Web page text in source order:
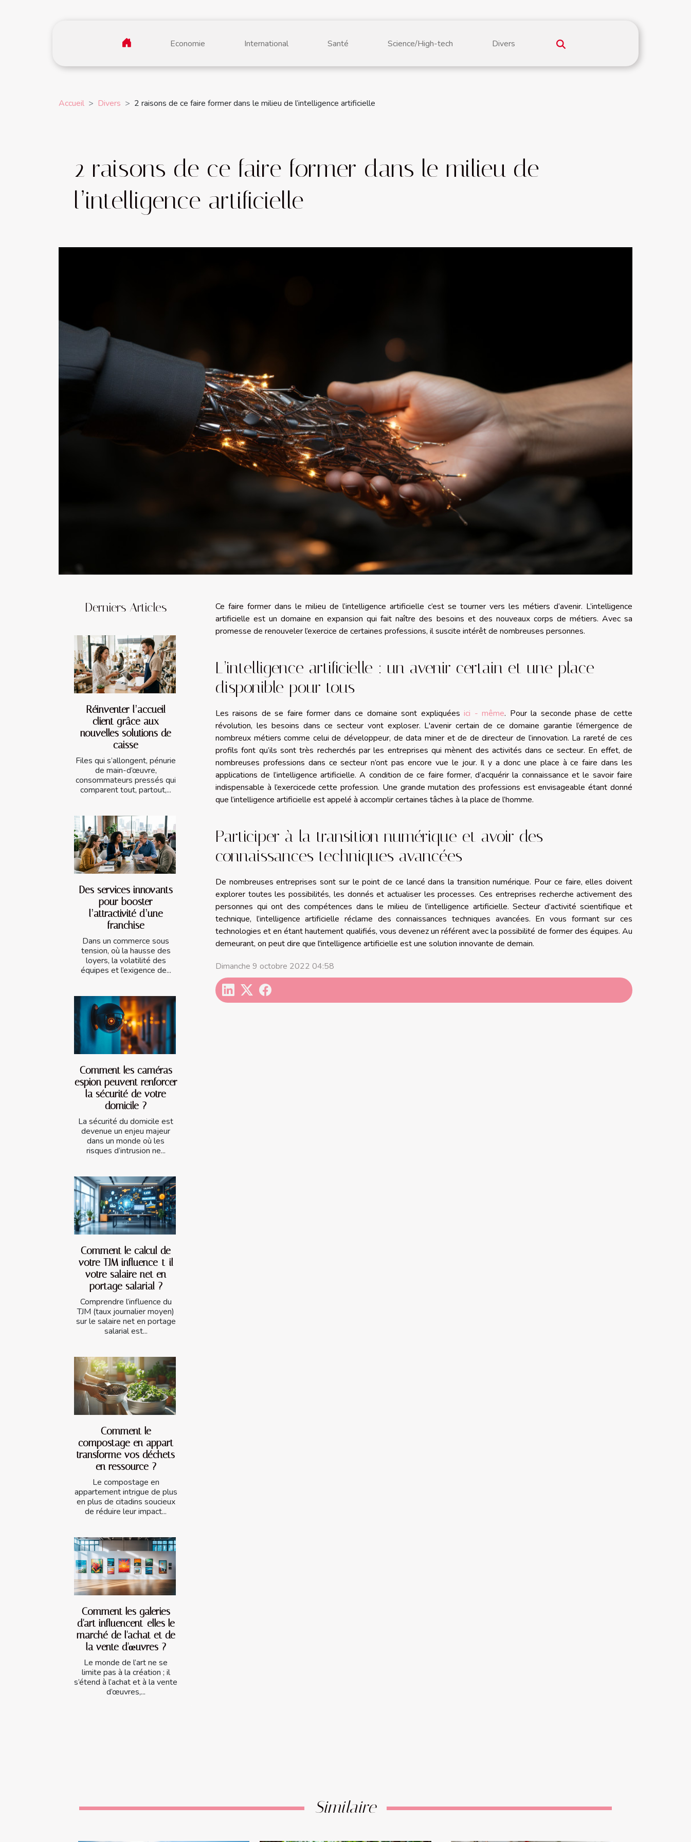
Economie International Santé Science/High-tech Divers
Accueil Divers 2 raisons de ce faire former dans le milieu de l’intelligence artificielle
2 raisons de ce faire former dans le milieu de
l’intelligence artificielle
Derniers Articles
Réinventer l’accueil
client grâce aux
nouvelles solutions de
caisse
Files qui s’allongent, pénurie
de main-d’œuvre,
consommateurs pressés qui
comparent tout, partout,...
Des services innovants
pour booster
l’attractivité d’une
franchise
Dans un commerce sous
tension, où la hausse des
loyers, la volatilité des
équipes et l’exigence de...
Comment les caméras
espion peuvent renforcer
la sécurité de votre
domicile ?
La sécurité du domicile est
devenue un enjeu majeur
dans un monde où les
risques d’intrusion ne...
Comment le calcul de
votre TJM influence-t-il
votre salaire net en
portage salarial ?
Comprendre l’influence du
TJM (taux journalier moyen)
sur le salaire net en portage
salarial est...
Comment le
compostage en appart
transforme vos déchets
en ressource ?
Le compostage en
appartement intrigue de plus
en plus de citadins soucieux
de réduire leur impact...
Comment les galeries
d'art influencent-elles le
marché de l'achat et de
la vente d'œuvres ?
Le monde de l’art ne se
limite pas à la création ; il
s’étend à l’achat et à la vente
d’œuvres,...
Ce faire former dans le milieu de l’intelligence artificielle c’est se tourner vers les métiers d’avenir. L’intelligence
artificielle est un domaine en expansion qui fait naître des besoins et des nouveaux corps de métiers. Avec sa
promesse de renouveler l’exercice de certaines professions, il suscite intérêt de nombreuses personnes.
L’intelligence artificielle : un avenir certain et une place
disponible pour tous
Les raisons de se faire former dans ce domaine sont expliquéesici - même. Pour la seconde phase de cette
révolution, les besoins dans ce secteur vont exploser. L'avenir certain de ce domaine garantie l’émergence de
nombreux métiers comme celui de développeur, de data miner et de de directeur de l’innovation. La rareté de ces
profils font qu’ils sont très recherchés par les entreprises qui mènent des activités dans ce secteur. En effet, de
nombreuses professions dans ce secteur n’ont pas encore vue le jour. Il y a donc une place à ce faire dans les
applications de l’intelligence artificielle. A condition de ce faire former, d’acquérir la connaissance et le savoir faire
indispensable à l’exercicede cette profession. Une grande mutation des professions est envisageable étant donné
que l’intelligence artificielle est appelé à accomplir certaines tâches à la place de l’homme.
Participer à la transition numérique et avoir des
connaissances techniques avancées
De nombreuses entreprises sont sur le point de ce lancé dans la transition numérique. Pour ce faire, elles doivent
explorer toutes les possibilités, les donnés et actualiser les processes. Ces entreprises recherche activement des
personnes qui ont des compétences dans le milieu de l’intelligence artificielle. Secteur d’activité scientifique et
technique, l’intelligence artificielle réclame des connaissances techniques avancées. En vous formant sur ces
technologies et en étant hautement qualifiés, vous devenez un référent avec la possibilité de former des équipes. Au
demeurant, on peut dire que l'intelligence artificielle est une solution innovante de demain.
Dimanche 9 octobre 2022 04:58
Similaire